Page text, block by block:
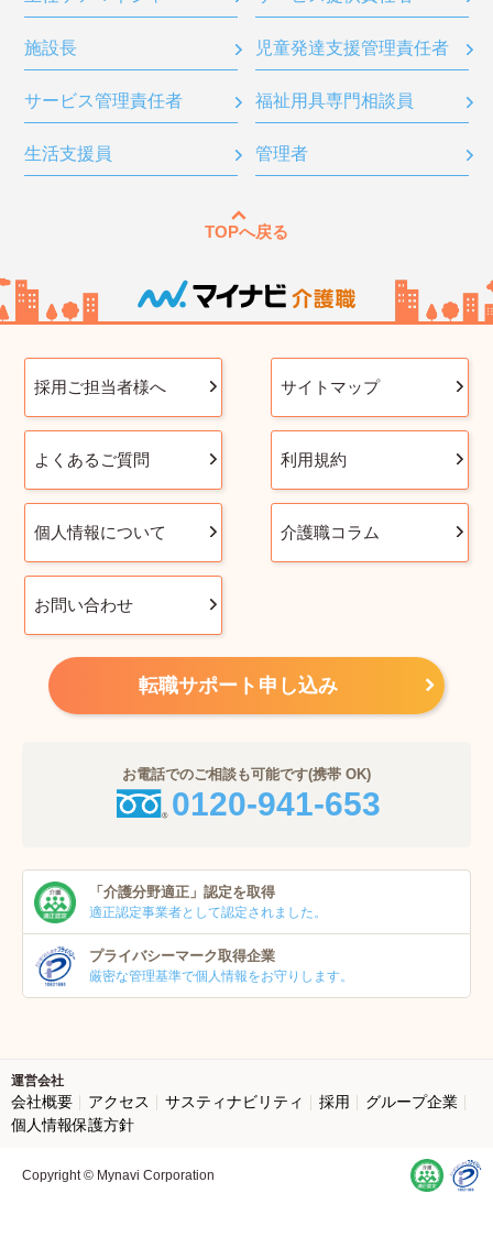
施設長 児童発達支援管理責任者
サービス管理責任者 福祉用具専門相談員
生活支援員 管理者
TOPへ戻る
採用ご担当者様へ サイトマップ
よくあるご質問 利用規約
個人情報について 介護職コラム
お問い合わせ
転職サポート申し込み
お電話でのご相談も可能です(携帯 OK)
0120-941-653
「介護分野適正」 認定を取得
適正認定事業者として認定されました。
プライバシーマーク取得企業
厳密な管理基準で個人情報をお守りします。
運営会社
会社概要 アクセス サスティナビリティ 採用
グループ企業
個人情報保護方針
Copyright © Mynavi Corporation